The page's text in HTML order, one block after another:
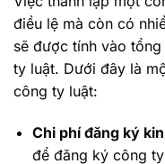
điều lệ mà còn có
sẽ được tính vào
ty luật. Dưới đây là
công ty luật:
Chi phí đăng ký
để đăng ký công